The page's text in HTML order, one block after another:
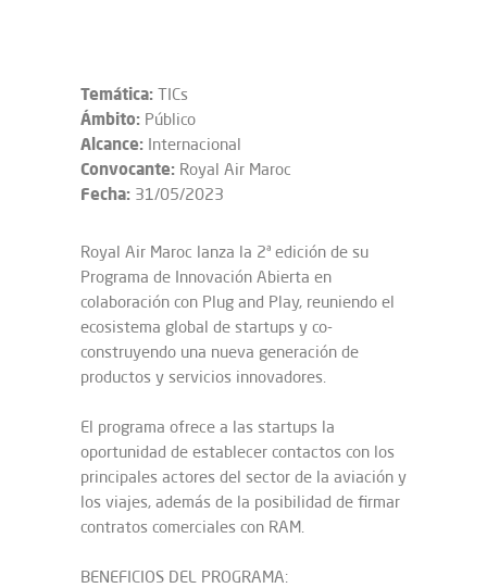
Temática: TICs
Ámbito: Público
Alcance: Internacional
Convocante: Royal Air Maroc
Fecha: 31/05/2023
Royal Air Maroc lanza la 2ª edición de su
Programa de Innovación Abierta en
colaboración con Plug and Play, reuniendo el
ecosistema global de startups y co-
construyendo una nueva generación de
productos y servicios innovadores.
El programa ofrece a las startups la
oportunidad de establecer contactos con los
principales actores del sector de la aviación y
los viajes, además de la posibilidad de firmar
contratos comerciales con RAM.
BENEFICIOS DEL PROGRAMA: